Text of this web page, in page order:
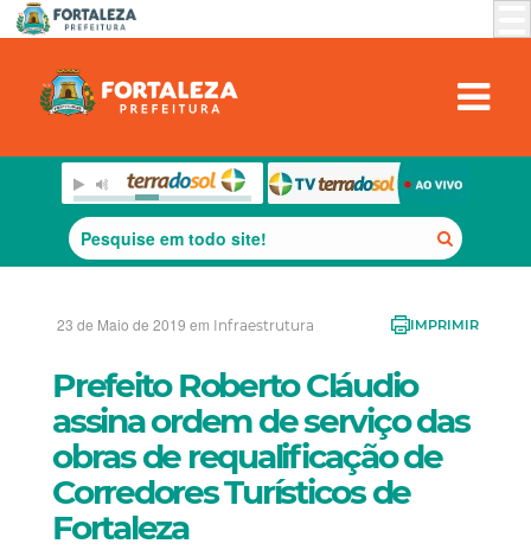
23 de Maio de 2019 em Infraestrutura IMPRIMIR
Prefeito Roberto Cláudio
assina ordem de serviço das
obras de requalificação de
Corredores Turísticos de
Fortaleza